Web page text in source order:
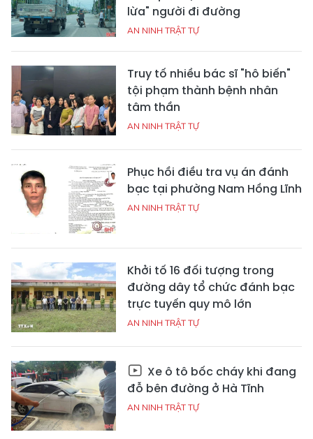
lừa" người đi đường
AN NINH TRẬT TỰ
Truy tố nhiều bác sĩ "hô biến"
tội phạm thành bệnh nhân
tâm thần
AN NINH TRẬT TỰ
Phục hồi điều tra vụ án đánh
bạc tại phường Nam Hồng Lĩnh
AN NINH TRẬT TỰ
Khởi tố 16 đối tượng trong
đường dây tổ chức đánh bạc
trực tuyến quy mô lớn
AN NINH TRẬT TỰ
Xe ô tô bốc cháy khi đang
đỗ bên đường ở Hà Tĩnh
AN NINH TRẬT TỰ